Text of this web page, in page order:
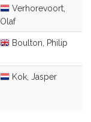
Verhorevoort,
Olaf
Boulton, Philip
Kok, Jasper